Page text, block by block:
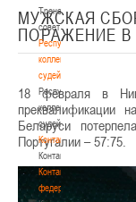
Тренерский
совет
Республиканская
коллегия
судей
Республиканская
коллегия
судей
Контакты
Контакты
Контакты
федерации
МУЖСКАЯ
ПОРАЖЕНИЕ В
18 февраля в
преквалификации
Беларуси
Португалии – 57:75.